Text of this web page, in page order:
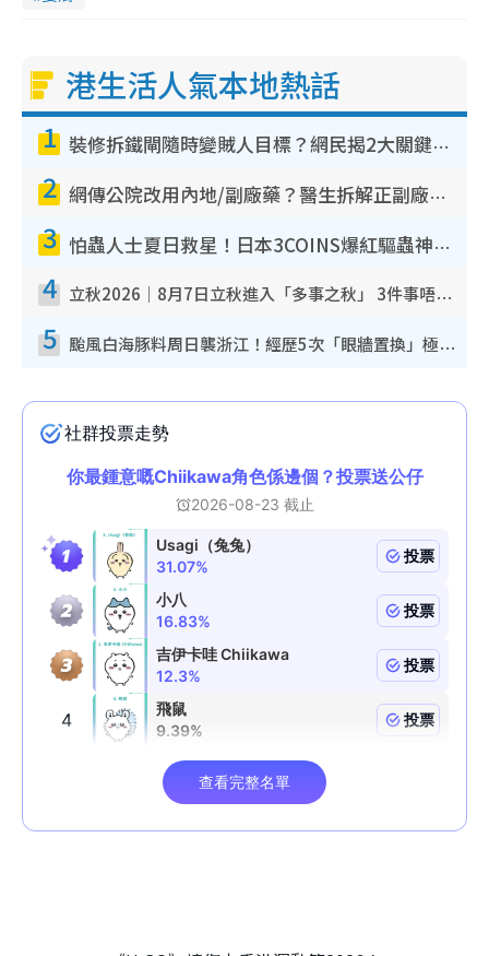
港生活人氣本地熱話
1 裝修拆鐵閘隨時變賊人目標？網民揭2大關鍵用途：裝新式等於白裝？附新舊鐵閘分別
2 網傳公院改用內地/副廠藥？醫生拆解正副廠分別 揭4類人換藥隨時出事
3 怕蟲人士夏日救星！日本3COINS爆紅驅蟲神器$45起 1招「全程免觸碰」輕鬆搞定小強
4 立秋2026｜8月7日立秋進入「多事之秋」 3件事唔做得！專家教6招開運 清枱頭／銀包納氣接好運
5 颱風白海豚料周日襲浙江！經歷5次「眼牆置換」極罕見 成登陸內地最長途颱風